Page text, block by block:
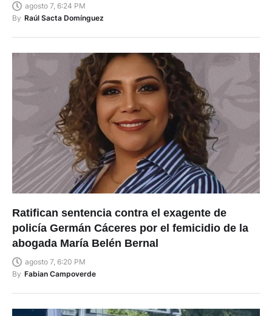
agosto 7, 6:24 PM
By Raúl Sacta Domínguez
Ratifican sentencia contra el exagente de
policía Germán Cáceres por el femicidio de la
abogada María Belén Bernal
agosto 7, 6:20 PM
By Fabian Campoverde